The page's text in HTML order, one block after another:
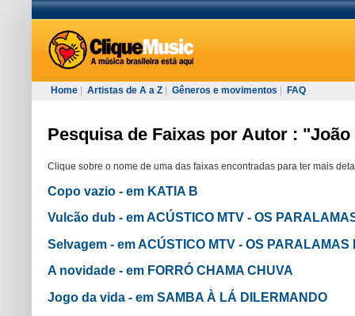
Home Artistas de A a Z Gêneros e movimentos FAQ
Pesquisa de Faixas por Autor :
Clique sobre o nome de uma das faixas encontradas para ter mais
Copo vazio - em KATIA B
Vulcão dub - em ACÚSTICO MTV - OS
Selvagem - em ACÚSTICO MTV - OS PARALAMAS
A novidade - em FORRÓ CHAMA CHUVA
Jogo da vida - em SAMBA À LÁ DILERMANDO